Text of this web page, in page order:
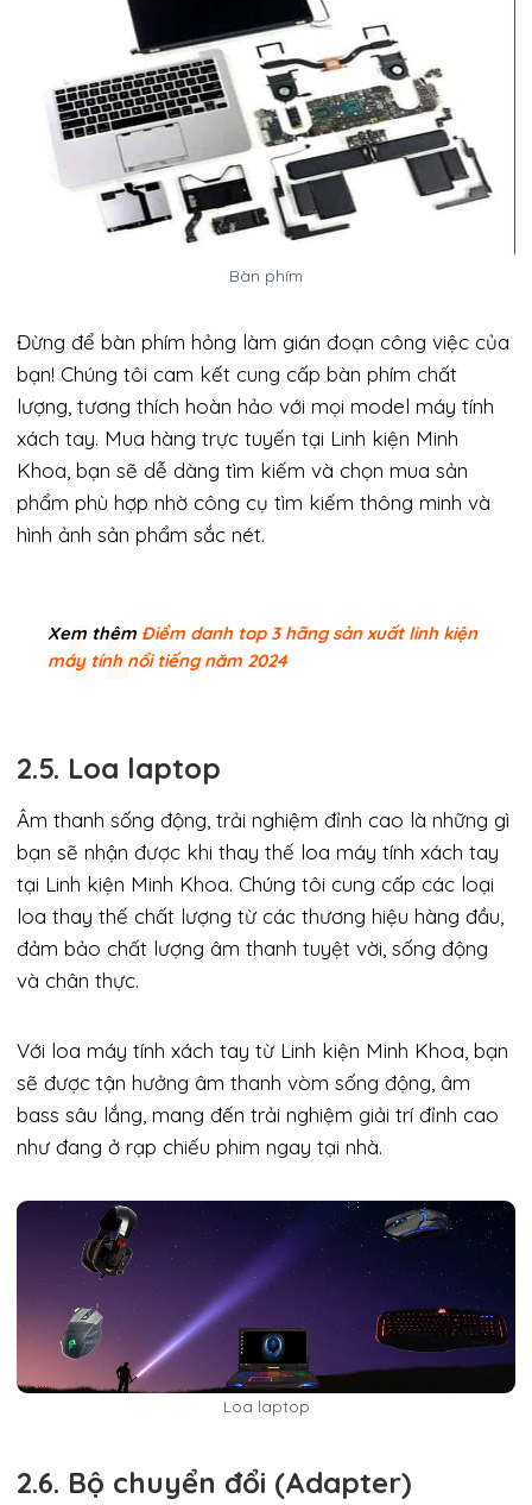
Bàn phím
Đừng để bàn phím hỏng làm gián đoạn công việc của
bạn! Chúng tôi cam kết cung cấp bàn phím chất
lượng, tương thích hoàn hảo với mọi model máy tính
xách tay. Mua hàng trực tuyến tại Linh kiện Minh
Khoa, bạn sẽ dễ dàng tìm kiếm và chọn mua sản
phẩm phù hợp nhờ công cụ tìm kiếm thông minh và
hình ảnh sản phẩm sắc nét.
Xem thêm Điểm danh top 3 hãng sản xuất linh kiện
máy tính nổi tiếng năm 2024
2.5. Loa laptop
Âm thanh sống động, trải nghiệm đỉnh cao là những gì
bạn sẽ nhận được khi thay thế loa máy tính xách tay
tại Linh kiện Minh Khoa. Chúng tôi cung cấp các loại
loa thay thế chất lượng từ các thương hiệu hàng đầu,
đảm bảo chất lượng âm thanh tuyệt vời, sống động
và chân thực.
Với loa máy tính xách tay từ Linh kiện Minh Khoa, bạn
sẽ được tận hưởng âm thanh vòm sống động, âm
bass sâu lắng, mang đến trải nghiệm giải trí đỉnh cao
như đang ở rạp chiếu phim ngay tại nhà.
Loa laptop
2.6. Bộ chuyển đổi (Adapter)